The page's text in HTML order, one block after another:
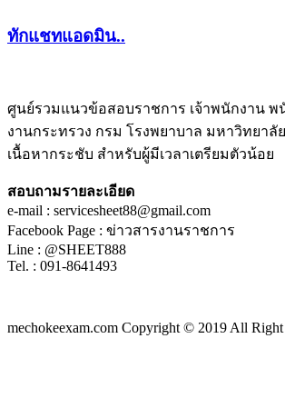
ทักแชทแอดมิน..
ศูนย์รวมแนวข้อสอบราชการ เจ้าพนักงาน พ
งานกระทรวง กรม โรงพยาบาล มหาวิทยาลั
เนื้อหากระชับ สำหรับผู้มีเวลาเตรียมตัวน้อย
สอบถามรายละเอียด
e-mail : servicesheet88@gmail.com
Facebook Page : ข่าวสารงานราชการ
Line : @SHEET888
Tel. : 091-8641493
mechokeexam.com Copyright © 2019 All Right